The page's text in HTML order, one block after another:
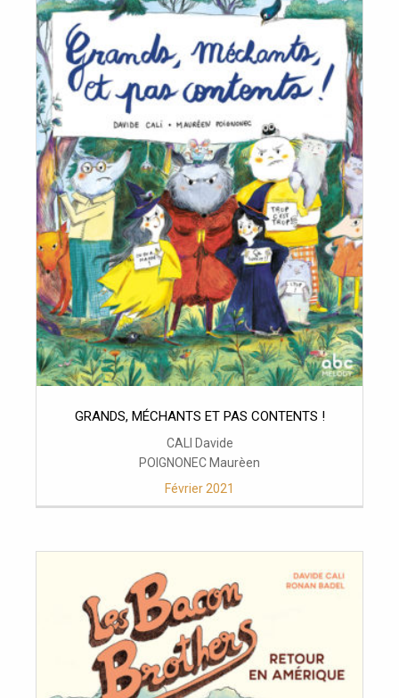
GRANDS, MÉCHANTS ET PAS CONTENTS !
CALI Davide
POIGNONEC Maurèen
Février 2021